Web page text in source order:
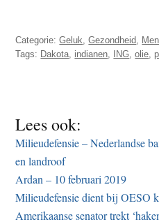
Categorie:Geluk,Gezondheid,
Tags: Dakota, indianen, ING,olie,
Lees ook:
Milieudefensie – Nederlandse
en landroof
Ardan – 10 februari 2019
Milieudefensie dient bij OESO
Amerikaanse senator trekt